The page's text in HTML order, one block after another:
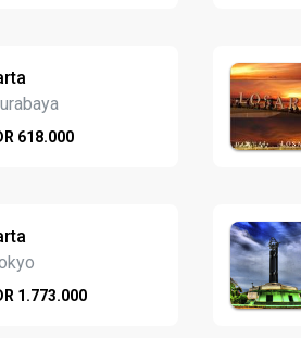
618.000
1.773.000